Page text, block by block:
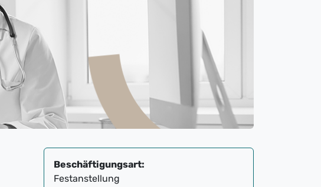
Beschäftigungsart:
Festanstellung